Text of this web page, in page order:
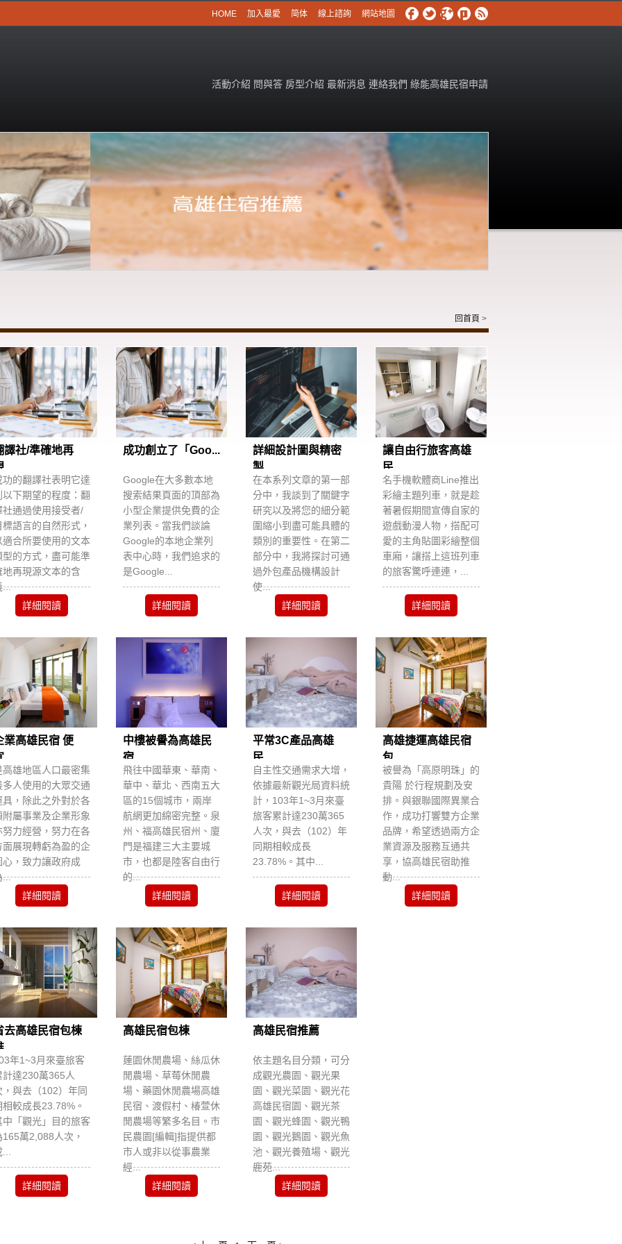
HOME 加入最愛 简体 線上諮詢 網站地圖
活動介紹 問與答 房型介紹 最新消息 連絡我們 綠能高雄民宿申請
回首頁 >
譯社/準確地再
功的翻譯社表明它達
以下期望的程度：翻
社通過使用接受者/
標語言的自然形式，
適合所要使用的文本
型的方式，盡可能準
地再現源文本的含
...
詳細閱讀
成功創立了「Goo...
Google在大多數本地
搜索結果頁面的頂部為
小型企業提供免費的企
業列表。當我們談論
Google的本地企業列
表中心時，我們追求的
是Google...
詳細閱讀
詳細設計圖與精密
製...
在本系列文章的第一部
分中，我談到了關鍵字
研究以及將您的細分範
圍縮小到盡可能具體的
類別的重要性。在第二
部分中，我將探討可通
過外包產品機構設計
使...
詳細閱讀
讓自由行旅客高雄
民...
名手機軟體商Line推出
彩繪主題列車，就是趁
著暑假期間宣傳自家的
遊戲動漫人物，搭配可
愛的主角貼圖彩繪整個
車廂，讓搭上這班列車
的旅客驚呼連連，...
詳細閱讀
業高雄民宿 便
高雄地區人口最密集
多人使用的大眾交通
具，除此之外對於各
附屬事業及企業形象
努力經營，努力在各
面展現轉虧為盈的企
心，致力讓政府成
...
詳細閱讀
中樓被譽為高雄民
宿...
飛往中國華東、華南、
華中、華北、西南五大
區的15個城市，兩岸
航網更加綿密完整。泉
州、福高雄民宿州、廈
門是福建三大主要城
市，也都是陸客自由行
的...
詳細閱讀
平常3C產品高雄
民...
自主性交通需求大增，
依據最新觀光局資料統
計，103年1~3月來臺
旅客累計達230萬365
人次，與去（102）年
同期相較成長
23.78%。其中...
詳細閱讀
高雄捷運高雄民宿
包...
​被譽為「高原明珠」的
貴陽 於行程規劃及安
排。與銀聯國際異業合
作，成功打響雙方企業
品牌，希望透過兩方企
業資源及服務互通共
享，協高雄民宿助推
動...
詳細閱讀
去高雄民宿包棟
年1~3月來臺旅客
計達230萬365人
，與去（102）年同
相較成長23.78%。
中「觀光」目的旅客
165萬2,088人次，
詳細閱讀
高雄民宿包棟
蓮園休閒農場、絲瓜休
閒農場、草莓休閒農
場、藥園休閒農場高雄
民宿、渡假村、椿萱休
閒農場等繁多名目。市
民農園[編輯]指提供都
市人或非以從事農業
經...
詳細閱讀
高雄民宿推薦
依主題名目分類，可分
成觀光農園、觀光果
園、觀光菜園、觀光花
高雄民宿園、觀光茶
園、觀光蜂園、觀光鴨
園、觀光鵝園、觀光魚
池、觀光養殖場、觀光
鹿苑...
詳細閱讀